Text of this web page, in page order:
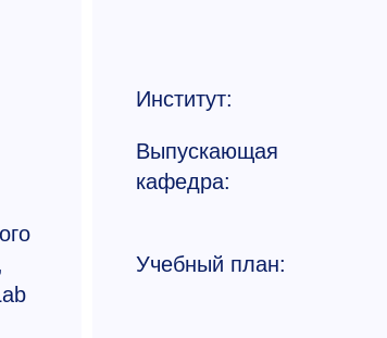
Институт:
Выпускающая
кафедра:
Учебный план: